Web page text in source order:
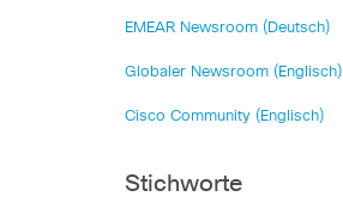
EMEAR Newsroom (Deutsch)
Globaler Newsroom (Englisch)
Cisco Community (Englisch)
Stichworte